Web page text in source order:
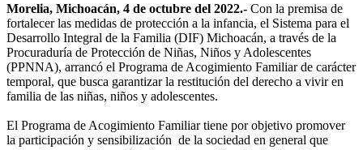
Morelia, Michoacán, 4 de octubre del 2022.- Con la premisa de
fortalecer las medidas de protección a la infancia, el Sistema para el
Desarrollo Integral de la Familia (DIF) Michoacán, a través de la
Procuraduría de Protección de Niñas, Niños y Adolescentes
(PPNNA), arrancó el Programa de Acogimiento Familiar de carácter
temporal, que busca garantizar la restitución del derecho a vivir en
familia de las niñas, niños y adolescentes.
El Programa de Acogimiento Familiar tiene por objetivo promover
la participación y sensibilización de la sociedad en general que